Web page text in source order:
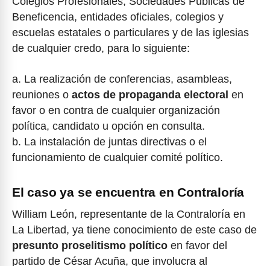
Beneficencia, entidades oficiales, colegios y
escuelas estatales o particulares y de las iglesias
de cualquier credo, para lo siguiente:
a. La realización de conferencias, asambleas,
reuniones o actos de propaganda electoral en
favor o en contra de cualquier organización
política, candidato u opción en consulta.
b. La instalación de juntas directivas o el
funcionamiento de cualquier comité político.
El caso ya se encuentra en Contraloría
William León, representante de la Contraloría en
La Libertad, ya tiene conocimiento de este caso de
presunto proselitismo político en favor del
partido de César Acuña, que involucra al